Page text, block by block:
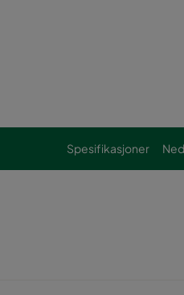
Spesifikasjoner